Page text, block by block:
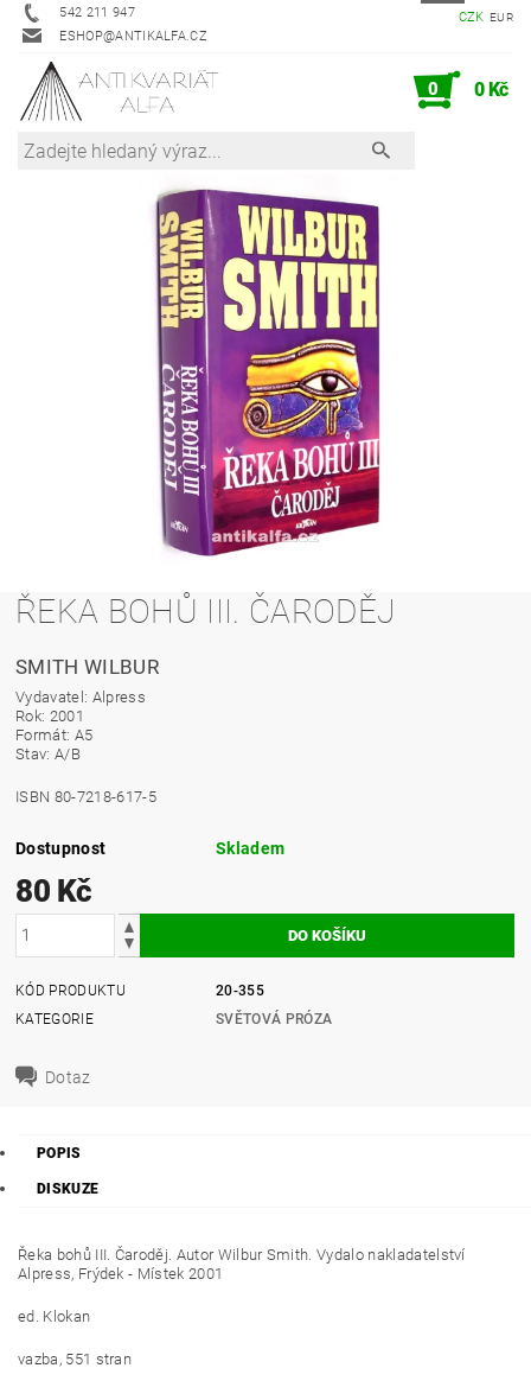
542 211 947
ESHOP@ANTIKALFA.CZ
CZK EUR
0 0 Kč
ŘEKA BOHŮ III. ČARODĚJ
SMITH WILBUR
Vydavatel: Alpress
Rok: 2001
Formát: A5
Stav: A/B
ISBN 80-7218-617-5
Dostupnost Skladem
80 Kč
KÓD PRODUKTU
20-355
KATEGORIE
SVĚTOVÁ PRÓZA
Dotaz
POPIS
DISKUZE
Řeka bohů III. Čaroděj. Autor Wilbur Smith. Vydalo nakladatelství
Alpress, Frýdek - Místek 2001
ed. Klokan
vazba, 551 stran